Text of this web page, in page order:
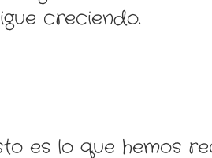
creciendo.
es lo que hemos